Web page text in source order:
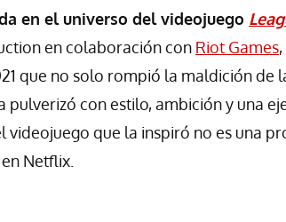
en el universo del videojuego
en colaboración con Riot Games,
que no solo rompió la maldición de
pulverizó con estilo, ambición y una
videojuego que la inspiró no es una
Netflix.